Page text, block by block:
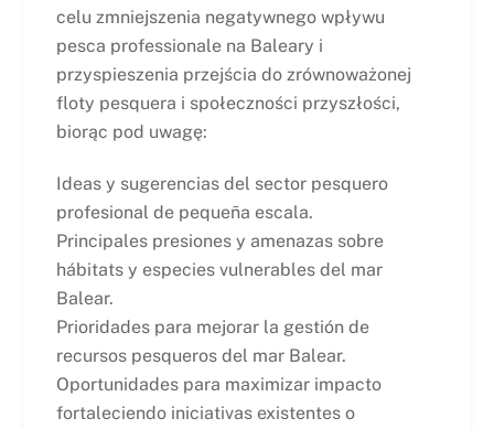
celu zmniejszenia negatywnego wpływu
pesca professionale na Baleary i
przyspieszenia przejścia do zrównoważonej
floty pesquera i społeczności przyszłości,
biorąc pod uwagę:
Ideas y sugerencias del sector pesquero
profesional de pequeña escala.
Principales presiones y amenazas sobre
hábitats y especies vulnerables del mar
Balear.
Prioridades para mejorar la gestión de
recursos pesqueros del mar Balear.
Oportunidades para maximizar impacto
fortaleciendo iniciativas existentes o